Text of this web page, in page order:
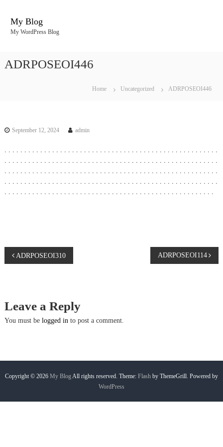
My Blog
My WordPress Blog
ADRPOSEOI446
Home Uncategorized ADRPOSEOI446
September 12, 2024 admin
. . . . . . . . . . . . . . . . . . . . . . . . . . . . . . . . . . . . . . . . . . . . . . . . . . . . . .
. . . . . . . . . . . . . . . . . . . . . . . . . . . . . . . . . . . . . . . . . . . . . . . . . . . . . .
. . . . . . . . . . . . . . . . . . . . . . . . . . . . . . . . . . . . . . . . . . . . . . . . . . . . . .
. . . . . . . . . . . . . . . . . . . . . . . . . . . . . . . . . . . . . . . . . . . . . . . . . . . . . .
. . . . . . . . . . . . . . . . . . . . . . . . . . . . . . . . . . . . . . . . . . . . . . . . . . . . .
P
s
t
a
ADRPOSEOI310 ADRPOSEOI114
Leave a Reply
You must be logged into post a comment.
Copyright © 2026 My BlogAll rights reserved. Theme: Flash by ThemeGrill. Powered by
WordPress